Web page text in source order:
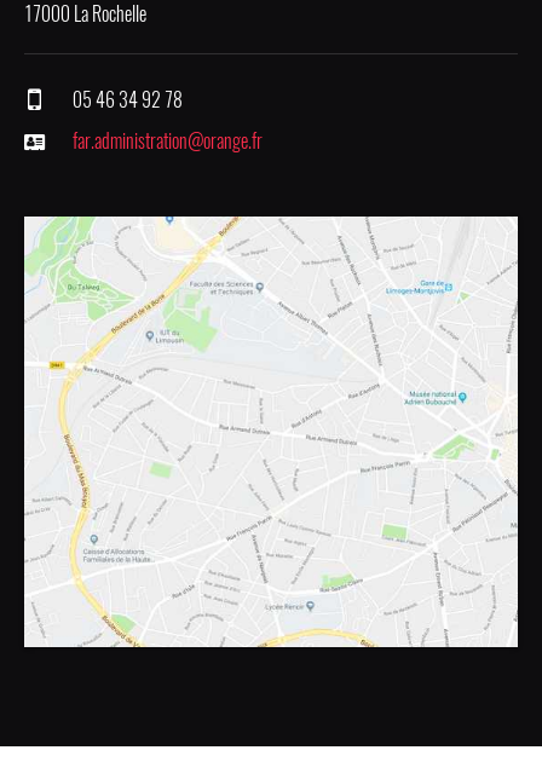
17000 La Rochelle
05 46 34 92 78
far.administration@orange.fr